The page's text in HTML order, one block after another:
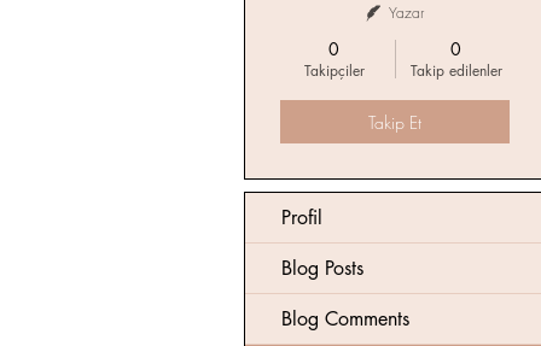
Yazar
0
Takipçiler
0
Takip edilenler
Takip Et
Profil
Blog Posts
Blog Comments